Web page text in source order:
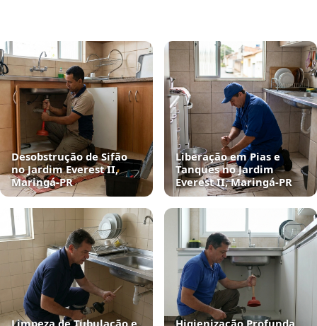
Desobstrução de Sifão
no Jardim Everest II,
Maringá‑PR
Liberação em Pias e
Tanques no Jardim
Everest II, Maringá‑PR